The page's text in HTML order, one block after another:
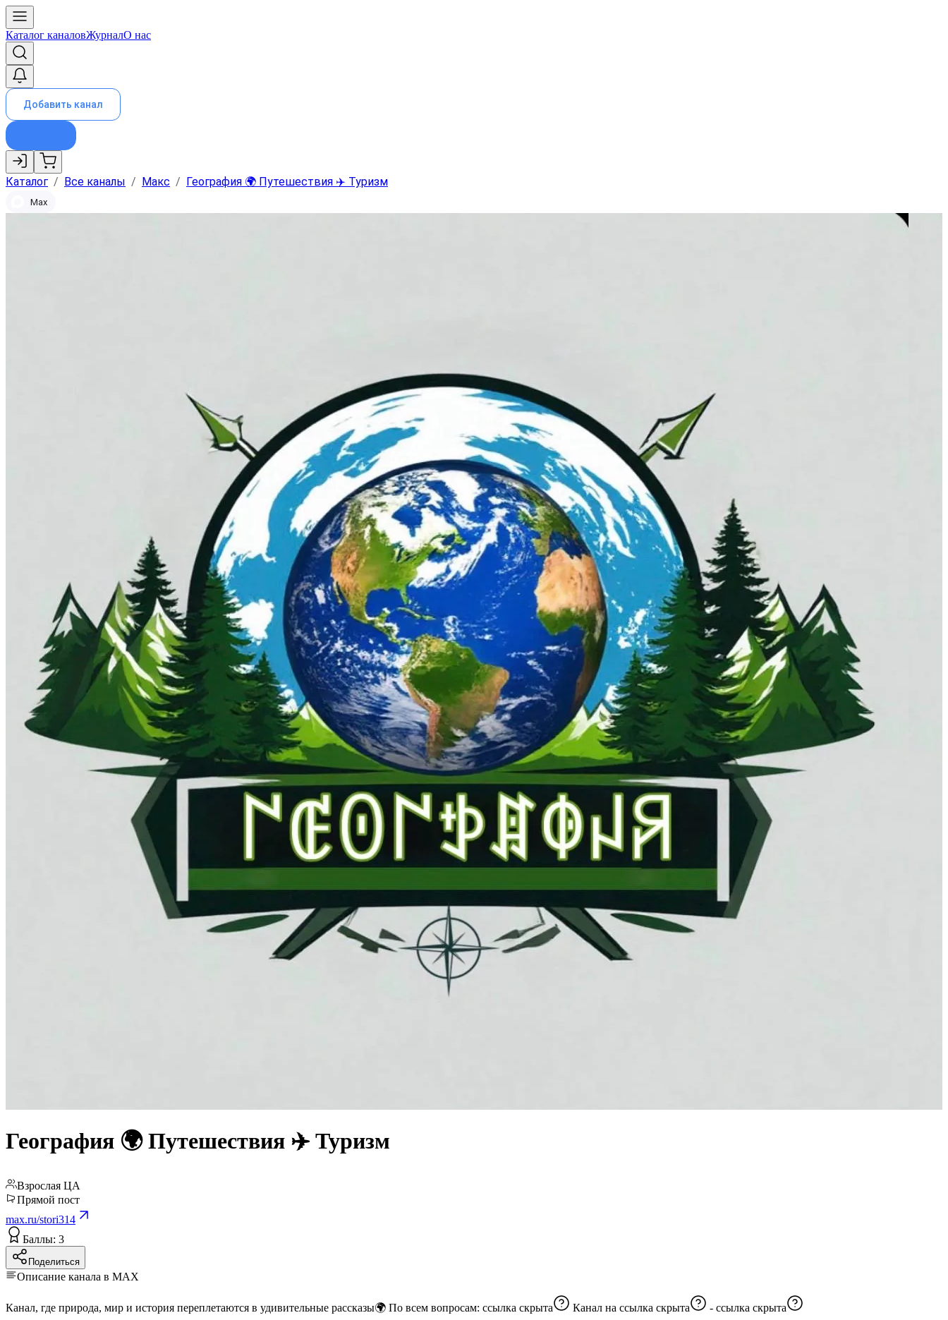
Каталог каналовЖурналО нас
Добавить канал
Каталог / Все каналы / Макс / География 🌍 Путешествия ✈️ Туризм
Max
География 🌍 Путешествия ✈️ Туризм
Взрослая ЦА
Прямой пост
max.ru/stori314
Баллы: 3
Поделиться
Описание канала в MAX
Канал, где природа, мир и история переплетаются в удивительные рассказы🌍 По всем вопросам: ссылка скрыта Канал на ссылка скрыта - ссылка скрыта